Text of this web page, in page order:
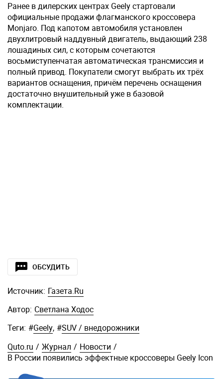
Ранее в дилерских центрах Geely стартовали
официальные продажи флагманского кроссовера
Monjaro. Под капотом автомобиля установлен
двухлитровый наддувный двигатель, выдающий 238
лошадиных сил, с которым сочетаются
восьмиступенчатая автоматическая трансмиссия и
полный привод. Покупатели смогут выбрать их трёх
вариантов оснащения, причём перечень оснащения
достаточно внушительный уже в базовой
комплектации.
ОБСУДИТЬ
Источник: Газета.Ru
Автор: Светлана Ходос
Теги: #Geely, #SUV / внедорожники
Quto.ru / Журнал / Новости /
В России появились эффектные кроссоверы Geely Icon